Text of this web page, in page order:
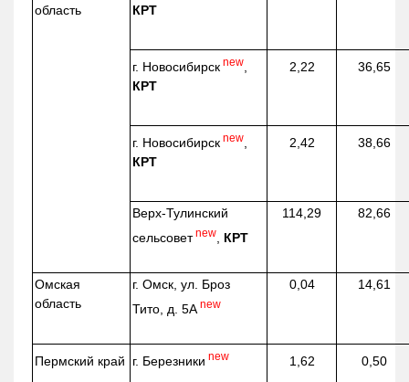
область
КРТ
г. Новосибирск new
КРТ
2,22 36,65
г. Новосибирск new
КРТ
2,42 38,66
Верх-Тулинский
сельсовет new КРТ
114,29 82,66
Омская
область
г. Омск, ул. Броз
Тито, д. 5А new
0,04 14,61
Пермский край г. Березники new 1,62 0,50